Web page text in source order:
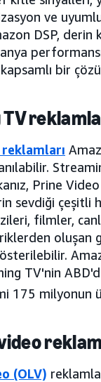
ve
DSP,
bir
Prine
sevdiği çeşitli
filmler,
oluşan
TV'nin
175 milyonun
(OLV)